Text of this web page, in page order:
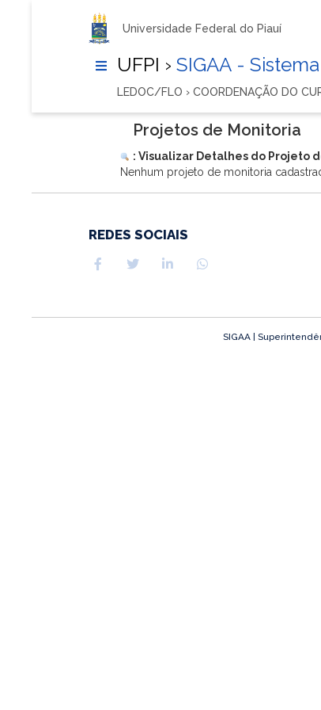
Universidade Federal do Piauí
UFPI › SIGAA -
LEDOC/FLO › COORDENAÇÃO DO
Projetos de Monitoria
: Visualizar Detalhes do Projeto
Nenhum projeto de monitoria
REDES SOCIAIS
SIGAA |